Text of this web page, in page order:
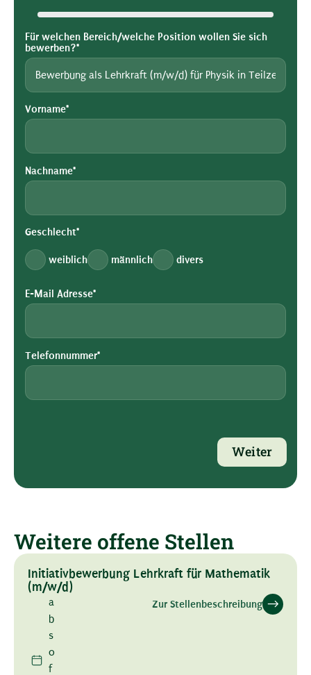
Für welchen Bereich/welche Position wollen Sie sich
bewerben?*
Vorname*
Nachname*
Geschlecht*
weiblich männlich divers
E-Mail Adresse*
Telefonnummer*
Weiter
Weitere offene Stellen
Initiativbewerbung Lehrkraft für Mathematik
(m/w/d)
a
b
s
o
f
Zur Stellenbeschreibung